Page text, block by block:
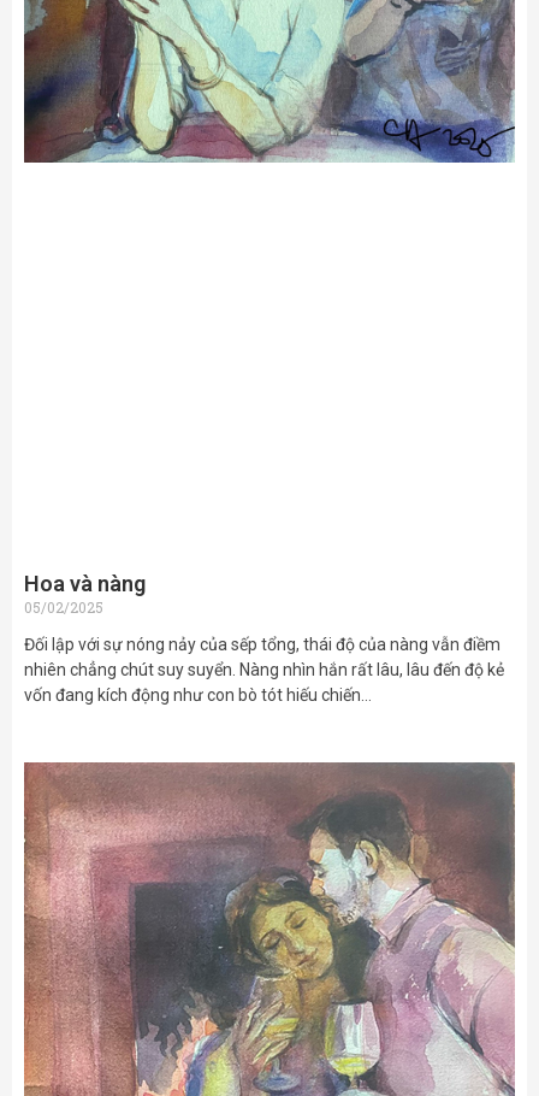
Hoa và nàng
05/02/2025
Đối lập với sự nóng nảy của sếp tổng, thái độ của nàng vẫn điềm
nhiên chẳng chút suy suyển. Nàng nhìn hắn rất lâu, lâu đến độ kẻ
vốn đang kích động như con bò tót hiếu chiến…